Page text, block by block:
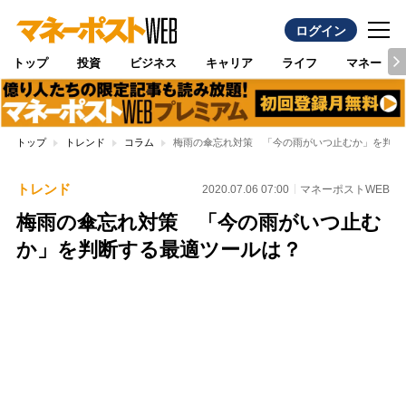
ログイン
トップ 投資 ビジネス キャリア ライフ マネー
トップ トレンド コラム 梅雨の傘忘れ対策 「今の雨がいつ止むか」を判断
トレンド 2020.07.06 07:00 マネーポストWEB
梅雨の傘忘れ対策 「今の雨がいつ止む
か」を判断する最適ツールは？